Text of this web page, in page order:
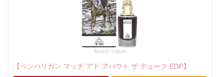
【ペンハリガン マッチ アド アバウト ザ デューク EDP】